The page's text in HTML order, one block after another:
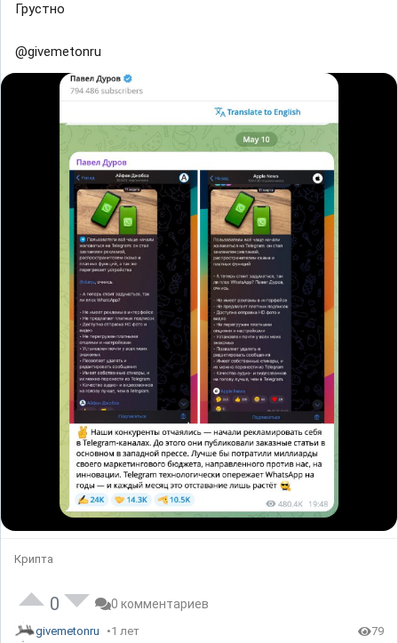
Грустно
@givemetonru
Крипта
0 0 комментариев
givemetonru 1 лет 79